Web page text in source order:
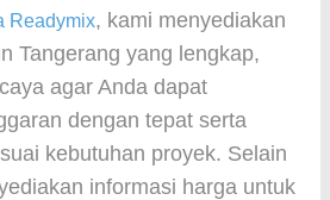
Readymix, kami menyediakan
Tangerang yang lengkap,
agar Anda dapat
dengan tepat serta
kebutuhan proyek. Selain
informasi harga untuk